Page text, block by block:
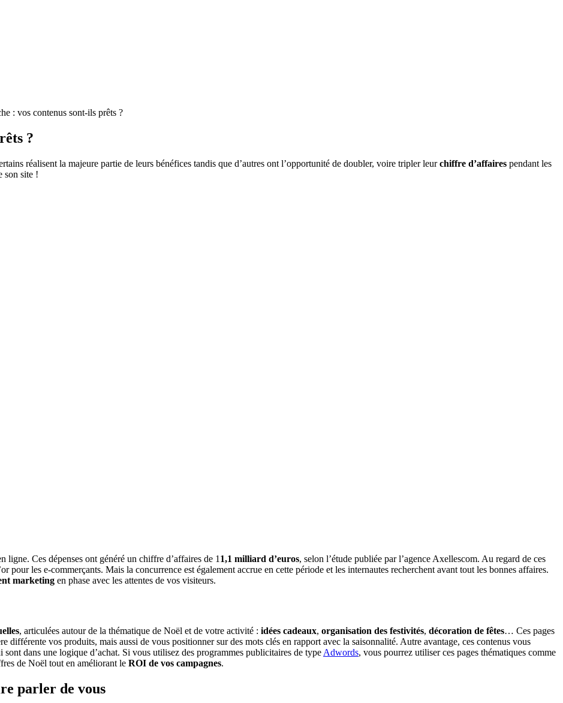
: vos contenus sont-ils prêts ?
?
réalisent la majeure partie de leurs bénéfices tandis que d’autres ont l’opportunité de doubler, voire tripler leurchiffre d’affaires pendant les
son site !
ligne. Ces dépenses ont généré un chiffre d’affaires de 1 1,1 milliard d’euros, selon l’étude publiée par l’agence Axellescom. Au regard de ces
pour les e-commerçants. Mais la concurrence est également accrue en cette période et les internautes recherchent avant tout les bonnes affaires.
marketing en phase avec les attentes de vos visiteurs.
, articulées autour de la thématique de Noël et de votre activité : idées cadeaux, organisation des festivités, décoration de fêtes… Ces pages
différente vos produits, mais aussi de vous positionner sur des mots clés en rapport avec la saisonnalité. Autre avantage, ces contenus vous
sont dans une logique d’achat. Si vous utilisez des programmes publicitaires de typeAdwords, vous pourrez utiliser ces pages thématiques comme
de Noël tout en améliorant le ROI de vos campagnes.
parler de vous